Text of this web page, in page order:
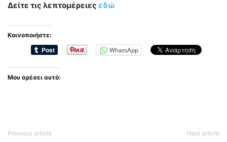
Δείτε τις λεπτομέρειες εδώ
Κοινοποιήστε:
WhatsApp
Μου αρέσει αυτό:
Previous article Next article